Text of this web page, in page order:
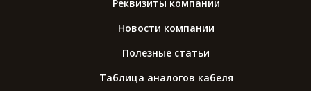
Реквизиты компании
Новости компании
Полезные статьи
Таблица аналогов кабеля